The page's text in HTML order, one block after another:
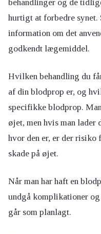
behandlinger og de
hurtigt at forbedre
information om det
godkendt lægemiddel.
Hvilken behandling du
af din blodprop er, og
specifikke blodprop.
øjet, men hvis man
hvor den er, er der risiko
skade på øjet.
Når man har haft en
undgå komplikationer
går som planlagt.